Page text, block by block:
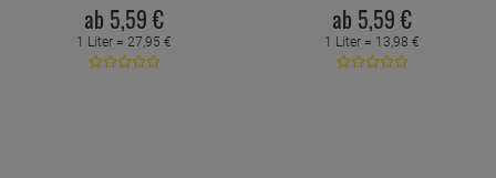
ab 5,59 €
1 Liter = 27,95 €
ab 5,59 €
1 Liter = 13,98 €